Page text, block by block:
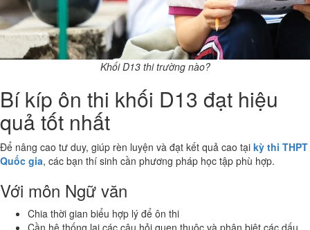
Khối D13 thi trường nào?
Bí kíp ôn thi khối D13 đạt hiệu
quả tốt nhất
Để nâng cao tư duy, giúp rèn luyện và đạt kết quả cao tại kỳ thi THPT
Quốc gia, các bạn thí sinh cần phương pháp học tập phù hợp.
Với môn Ngữ văn
Chia thời gian biểu hợp lý để ôn thi
Cần hệ thống lại các câu hỏi quen thuộc và phân biệt các dấu